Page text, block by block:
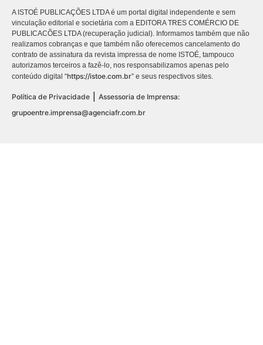
A ISTOÉ PUBLICAÇÕES LTDA é um portal digital independente e sem
vinculação editorial e societária com a EDITORA TRES COMÉRCIO DE
PUBLICACÕES LTDA (recuperação judicial). Informamos também que não
realizamos cobranças e que também não oferecemos cancelamento do
contrato de assinatura da revista impressa de nome ISTOÉ, tampouco
autorizamos terceiros a fazê-lo, nos responsabilizamos apenas pelo
conteúdo digital “https://istoe.com.br” e seus respectivos sites.
Política de Privacidade | Assessoria de Imprensa:
grupoentre.imprensa@agenciafr.com.br